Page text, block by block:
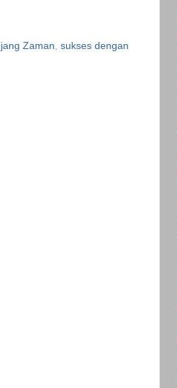
Zaman, sukses dengan